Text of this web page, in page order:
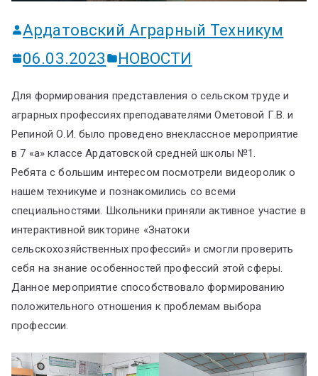
Ардатовский Аграрный Техникум
06.03.2023
НОВОСТИ
Для формирования представления о сельском труде и
аграрных профессиях преподавателями Ометовой Г.В. и
Репиной О.И. было проведено внеклассное мероприятие
в 7 «а» классе Ардатовской средней школы №1.
Ребята с большим интересом посмотрели видеоролик о
нашем техникуме и познакомились со всеми
специальностями. Школьники приняли активное участие в
интерактивной викторине «Знатоки
сельскохозяйственных профессий» и смогли проверить
себя на знание особенностей профессий этой сферы.
Данное мероприятие способствовало формированию
положительного отношения к проблемам выбора
профессии.